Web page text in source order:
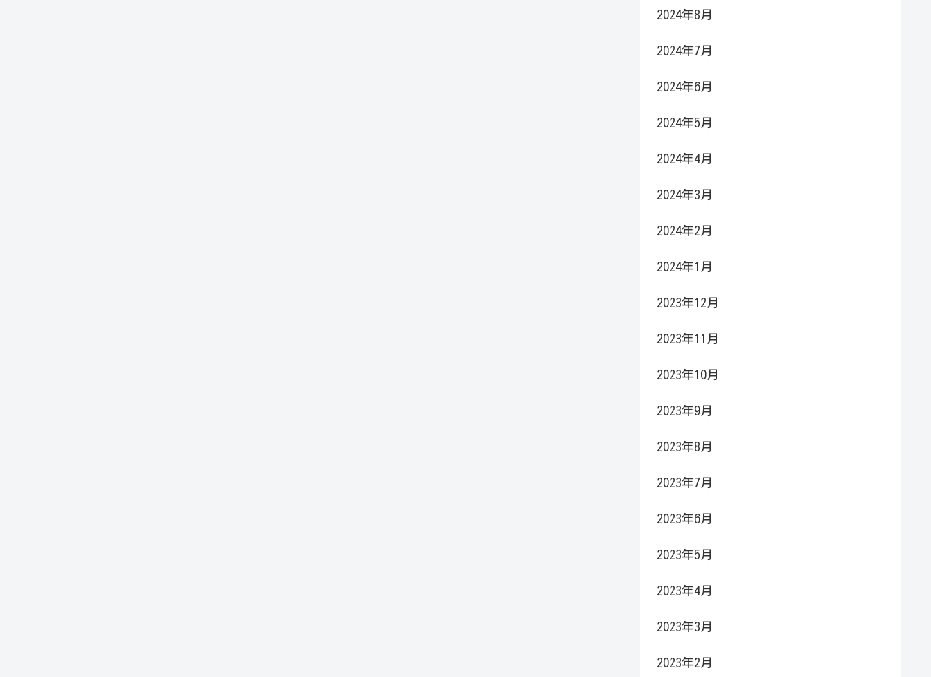
2024年8月
2024年7月
2024年6月
2024年5月
2024年4月
2024年3月
2024年2月
2024年1月
2023年12月
2023年11月
2023年10月
2023年9月
2023年8月
2023年7月
2023年6月
2023年5月
2023年4月
2023年3月
2023年2月